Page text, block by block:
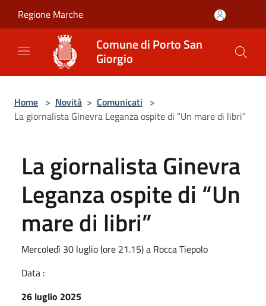
Regione Marche
Comune di Porto San
Giorgio
Home > Novità > Comunicati >
La giornalista Ginevra Leganza ospite di “Un mare di libri”
La giornalista Ginevra
Leganza ospite di “Un
mare di libri”
Mercoledì 30 luglio (ore 21.15) a Rocca Tiepolo
Data :
26 luglio 2025